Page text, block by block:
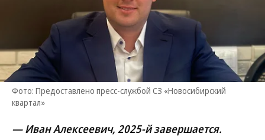
Фото: Предоставлено пресс-службой СЗ «Новосибирский
квартал»
— Иван Алексеевич, 2025-й завершается.